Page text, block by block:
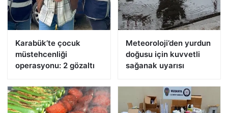
Karabük’te çocuk
müstehcenliği
operasyonu: 2 gözaltı
Meteoroloji’den yurdun
doğusu için kuvvetli
sağanak uyarısı